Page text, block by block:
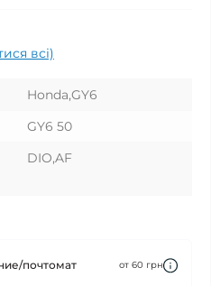
всі)
Honda,GY6
GY6 50
DIO,AF
почтомат от 60 грн